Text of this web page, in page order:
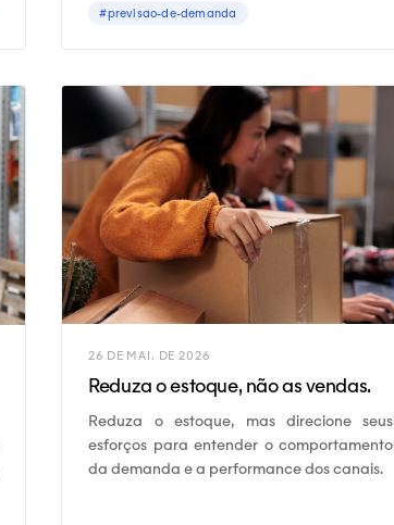
#previsao-de-demanda
26 DE MAI. DE 2026
Reduza o estoque, não as vendas.
Reduza o estoque, mas direcione seus
esforços para entender o comportamento
da demanda e a performance dos canais.